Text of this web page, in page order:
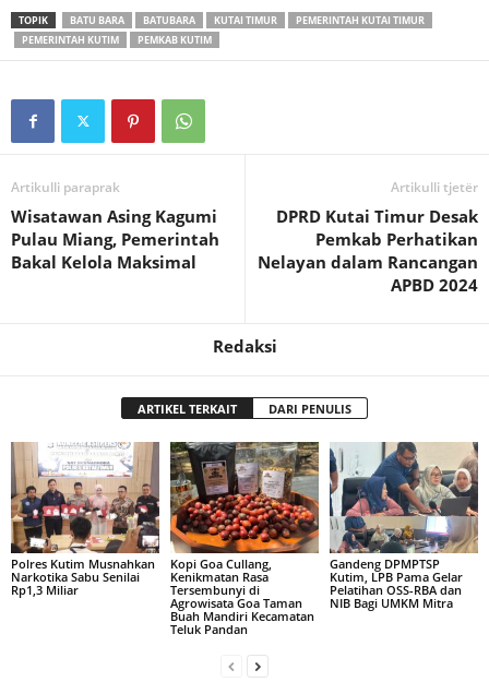
TOPIK BATU BARA BATUBARA KUTAI TIMUR
PEMERINTAH KUTAI TIMUR
PEMERINTAH KUTIM
PEMKAB KUTIM
Artikulli paraprak
Wisatawan Asing Kagumi
Pulau Miang, Pemerintah
Bakal Kelola Maksimal
Artikulli tjetër
DPRD Kutai Timur Desak
Pemkab Perhatikan
Nelayan dalam Rancangan
APBD 2024
Redaksi
ARTIKEL TERKAIT DARI PENULIS
Polres Kutim Musnahkan
Narkotika Sabu Senilai
Rp1,3 Miliar
Kopi Goa Cullang,
Kenikmatan Rasa
Tersembunyi di
Agrowisata Goa Taman
Buah Mandiri Kecamatan
Teluk Pandan
Gandeng DPMPTSP
Kutim, LPB Pama Gelar
Pelatihan OSS-RBA dan
NIB Bagi UMKM Mitra